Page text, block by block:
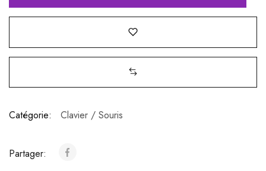
Catégorie: Clavier / Souris
Partager: